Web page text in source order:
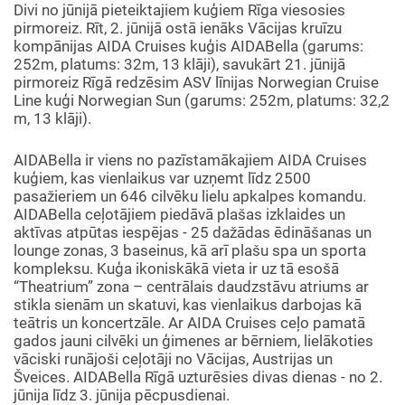
Divi no jūnijā pieteiktajiem kuģiem Rīga viesosies
pirmoreiz. Rīt, 2. jūnijā ostā ienāks Vācijas kruīzu
kompānijas AIDA Cruises kuģis AIDABella (garums:
252m, platums: 32m, 13 klāji), savukārt 21. jūnijā
pirmoreiz Rīgā redzēsim ASV līnijas Norwegian Cruise
Line kuģi Norwegian Sun (garums: 252m, platums: 32,2
m, 13 klāji).
AIDABella ir viens no pazīstamākajiem AIDA Cruises
kuģiem, kas vienlaikus var uzņemt līdz 2500
pasažieriem un 646 cilvēku lielu apkalpes komandu.
AIDABella ceļotājiem piedāvā plašas izklaides un
aktīvas atpūtas iespējas - 25 dažādas ēdināšanas un
lounge zonas, 3 baseinus, kā arī plašu spa un sporta
kompleksu. Kuģa ikoniskākā vieta ir uz tā esošā
“Theatrium” zona – centrālais daudzstāvu atriums ar
stikla sienām un skatuvi, kas vienlaikus darbojas kā
teātris un koncertzāle. Ar AIDA Cruises ceļo pamatā
gados jauni cilvēki un ģimenes ar bērniem, lielākoties
vāciski runājoši ceļotāji no Vācijas, Austrijas un
Šveices. AIDABella Rīgā uzturēsies divas dienas - no 2.
jūnija līdz 3. jūnija pēcpusdienai.